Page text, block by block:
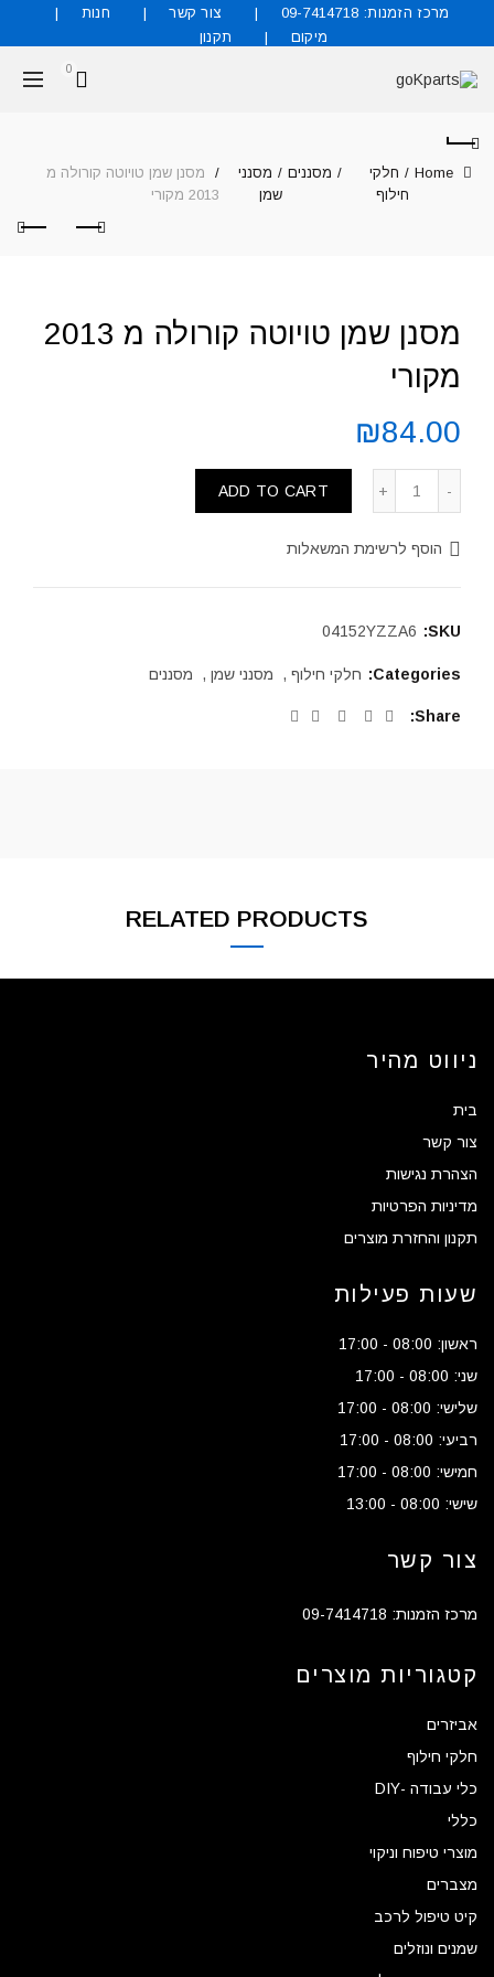
מרכז הזמנות: 09-7414718 צור קשר
חנות
מיקום
תקנון
0
Home
חלקי
חילוף
מסננים
מסנני
שמן
מסנן שמן טויוטה קורולה מ
2013 מקורי
מסנן שמן טויוטה קורולה מ 2013
מקורי
₪84.00
ADD TO CART
הוסף לרשימת המשאלות
SKU:
04152YZZA6
Categories: חלקי חילוף , מסנני שמן , מסננים
Share
RELATED PRODUCTS
ניווט מהיר
בית
צור קשר
הצהרת נגישות
מדיניות הפרטיות
תקנון והחזרת מוצרים
שעות פעילות
ראשון: 08:00 - 17:00
שני: 08:00 - 17:00
שלישי: 08:00 - 17:00
רביעי: 08:00 - 17:00
חמישי: 08:00 - 17:00
שישי: 08:00 - 13:00
צור קשר
מרכז הזמנות: 09-7414718
קטגוריות מוצרים
אביזרים
חלקי חילוף
כלי עבודה -DIY
כללי
מוצרי טיפוח וניקוי
מצברים
קיט טיפול לרכב
שמנים ונוזלים